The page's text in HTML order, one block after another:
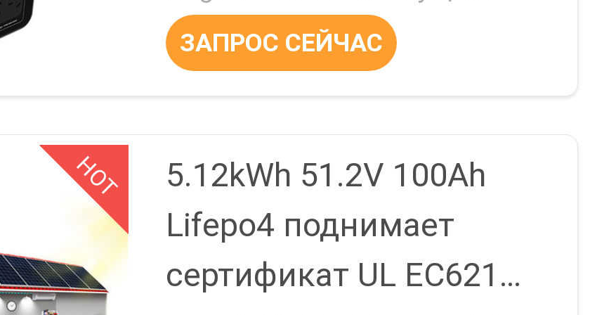
ЗАПРОС СЕЙЧАС
HOT
5.12kWh 51.2V 100Ah
Lifepo4 поднимает
сертификат UL EC62133